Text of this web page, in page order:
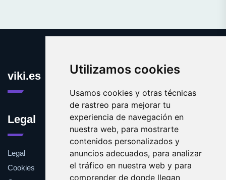
Utilizamos cookies
Usamos cookies y otras técnicas
de rastreo para mejorar tu
experiencia de navegación en
nuestra web, para mostrarte
contenidos personalizados y
anuncios adecuados, para analizar
el tráfico en nuestra web y para
comprender de donde llegan
viki.es
Legal
Legal
Cookies